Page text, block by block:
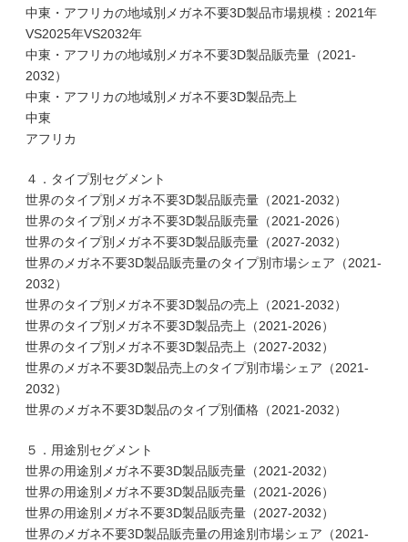
中東・アフリカの地域別メガネ不要3D製品市場規模：2021年
VS2025年VS2032年
中東・アフリカの地域別メガネ不要3D製品販売量（2021-
2032）
中東・アフリカの地域別メガネ不要3D製品売上
中東
アフリカ
４．タイプ別セグメント
世界のタイプ別メガネ不要3D製品販売量（2021-2032）
世界のタイプ別メガネ不要3D製品販売量（2021-2026）
世界のタイプ別メガネ不要3D製品販売量（2027-2032）
世界のメガネ不要3D製品販売量のタイプ別市場シェア（2021-
2032）
世界のタイプ別メガネ不要3D製品の売上（2021-2032）
世界のタイプ別メガネ不要3D製品売上（2021-2026）
世界のタイプ別メガネ不要3D製品売上（2027-2032）
世界のメガネ不要3D製品売上のタイプ別市場シェア（2021-
2032）
世界のメガネ不要3D製品のタイプ別価格（2021-2032）
５．用途別セグメント
世界の用途別メガネ不要3D製品販売量（2021-2032）
世界の用途別メガネ不要3D製品販売量（2021-2026）
世界の用途別メガネ不要3D製品販売量（2027-2032）
世界のメガネ不要3D製品販売量の用途別市場シェア（2021-